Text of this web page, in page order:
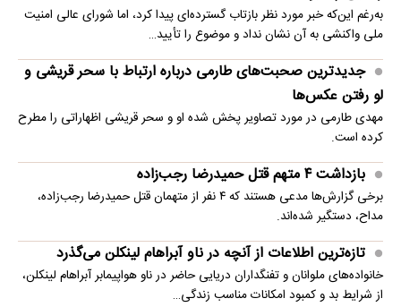
به‌رغم این‌که خبر مورد نظر بازتاب گسترده‌ای پیدا کرد، اما شورای عالی امنیت
ملی واکنشی به آن نشان نداد و موضوع را تأیید…
جدیدترین صحبت‌های طارمی درباره ارتباط با سحر قریشی و
لو رفتن عکس‌ها
مهدی طارمی در مورد تصاویر پخش شده او و سحر قریشی اظهاراتی را مطرح
کرده است.
بازداشت ۴ متهم قتل حمیدرضا رجب‌زاده
برخی گزارش‌ها مدعی هستند که ۴ نفر از متهمان قتل حمیدرضا رجب‌زاده،
مداح، دستگیر شده‌اند.
تازه‌ترین اطلاعات از آنچه در ناو آبراهام لینکلن می‌گذرد
خانواده‌های ملوانان و تفنگداران دریایی حاضر در ناو هواپیمابر آبراهام لینکلن،
از شرایط بد و کمبود امکانات مناسب زندگی…